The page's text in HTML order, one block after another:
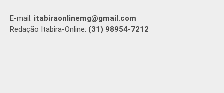
E-mail: itabiraonlinemg@gmail.com
Redação Itabira-Online: (31) 98954-7212